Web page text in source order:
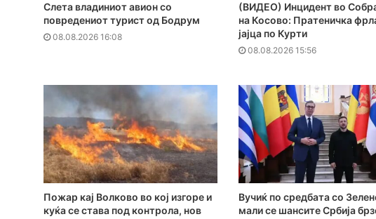
Слета владиниот авион со
повредениот турист од Бодрум
08.08.2026 16:08
(ВИДЕО) Инцидент во
на Косово: Пратеничка
јајца по Курти
08.08.2026 15:56
Пожар кај Волково во кој изгоре и
куќа се става под контрола, нов
Вучиќ по средбата со
мали се шансите Србија